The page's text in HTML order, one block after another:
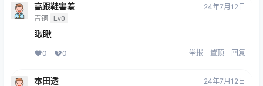
高跟鞋害羞
青铜 Lv0
24年7月12日
瞅瞅
0 0 举报 置顶 回复
本田透 24年7月12日